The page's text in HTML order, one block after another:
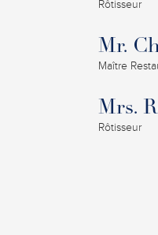
Rôtisseur
Mr.
Maître
Mrs.
Rôtisseur